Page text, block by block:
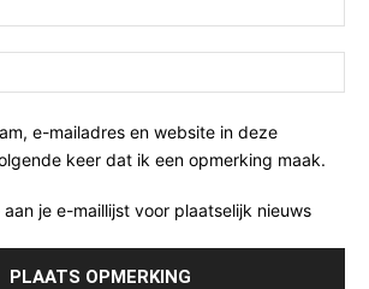
e-mailadres en website in deze
keer dat ik een opmerking maak.
je e-maillijst voor plaatselijk nieuws